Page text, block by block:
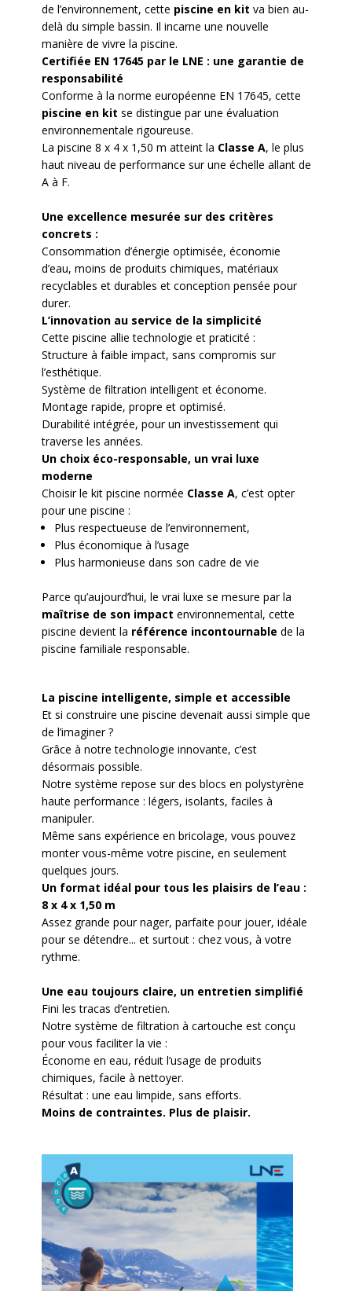
de l’environnement, cette piscine en kit va bien au-
delà du simple bassin. Il incarne une nouvelle
manière de vivre la piscine.
Certifiée EN 17645 par le LNE : une garantie de
responsabilité
Conforme à la norme européenne EN 17645, cette
piscine en kit se distingue par une évaluation
environnementale rigoureuse.
La piscine 8 x 4 x 1,50 m atteint la Classe A, le plus
haut niveau de performance sur une échelle allant de
A à F.
Une excellence mesurée sur des critères
concrets :
Consommation d’énergie optimisée, économie
d’eau, moins de produits chimiques, matériaux
recyclables et durables et conception pensée pour
durer.
L’innovation au service de la simplicité
Cette piscine allie technologie et praticité :
Structure à faible impact, sans compromis sur
l’esthétique.
Système de filtration intelligent et économe.
Montage rapide, propre et optimisé.
Durabilité intégrée, pour un investissement qui
traverse les années.
Un choix éco-responsable, un vrai luxe
moderne
Choisir le kit piscine normée Classe A, c’est opter
pour une piscine :
Plus respectueuse de l’environnement,
Plus économique à l’usage
Plus harmonieuse dans son cadre de vie
Parce qu’aujourd’hui, le vrai luxe se mesure par la
maîtrise de son impact environnemental, cette
piscine devient la référence incontournable de la
piscine familiale responsable.
La piscine intelligente, simple et accessible
Et si construire une piscine devenait aussi simple que
de l’imaginer ?
Grâce à notre technologie innovante, c’est
désormais possible.
Notre système repose sur des blocs en polystyrène
haute performance : légers, isolants, faciles à
manipuler.
Même sans expérience en bricolage, vous pouvez
monter vous-même votre piscine, en seulement
quelques jours.
Un format idéal pour tous les plaisirs de l’eau :
8 x 4 x 1,50 m
Assez grande pour nager, parfaite pour jouer, idéale
pour se détendre... et surtout : chez vous, à votre
rythme.
Une eau toujours claire, un entretien simplifié
Fini les tracas d’entretien.
Notre système de filtration à cartouche est conçu
pour vous faciliter la vie :
Économe en eau, réduit l’usage de produits
chimiques, facile à nettoyer.
Résultat : une eau limpide, sans efforts.
Moins de contraintes. Plus de plaisir.